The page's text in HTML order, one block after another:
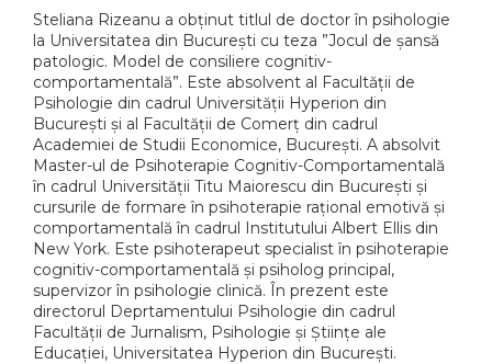
RELAȚII INTERNAȚIONALE ȘI
DIPLOMAȚIE
ȘTIINȚE ALE EDUCAȚIEI
PAMÂNTUL - CASA NOASTRĂ
MEDICINĂ
ȘTIINȚE JURIDICE ȘI
ADMINISTRATIVE
ȘTIINȚE ECONOMICE
ȘTIINȚE EXACTE
EDUCAȚIE FIZICĂ ȘI SPORT
PREUNIVERSITARIA
TIMP LIBER
ÎN CURS DE APARIȚIE
Proceedings
Open Access
Acreditare CNCS
Referenţi
Cariere
Cum Cumpăr
Livrare
Politica de Retur
Formular de Retur
Distribuitori
Steliana Rizeanu a obținut titlul de doctor în psihologie
la Universitatea din București cu teza ”Jocul de șansă
patologic. Model de consiliere cognitiv-
comportamentală”. Este absolvent al Facultății de
Psihologie din cadrul Universității Hyperion din
București și al Facultății de Comerț din cadrul
Academiei de Studii Economice, București. A absolvit
Master-ul de Psihoterapie Cognitiv-Comportamentală
în cadrul Universității Titu Maiorescu din București și
cursurile de formare în psihoterapie rațional emotivă și
comportamentală în cadrul Institutului Albert Ellis din
New York. Este psihoterapeut specialist în psihoterapie
cognitiv-comportamentală și psiholog principal,
supervizor în psihologie clinică. În prezent este
directorul Deprtamentului Psihologie din cadrul
Facultății de Jurnalism, Psihologie și Științe ale
Educației, Universitatea Hyperion din București.